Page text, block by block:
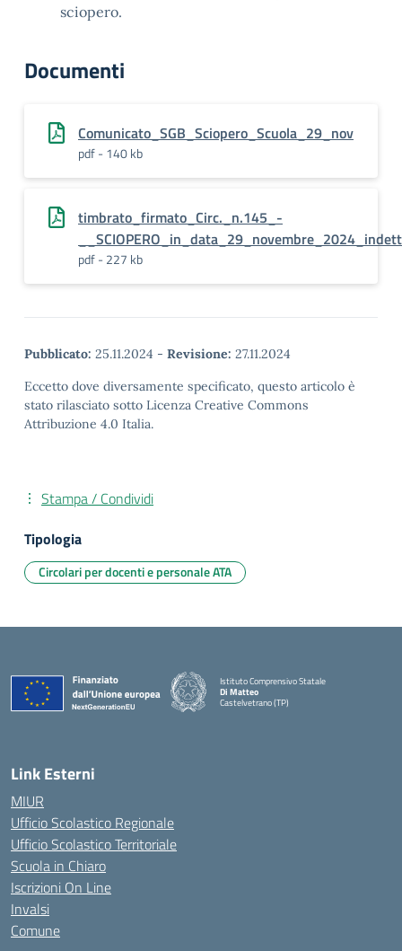
sciopero.
Documenti
Comunicato_SGB_Sciopero_Scuola_29_nov
pdf - 140 kb
timbrato_firmato_Circ._n.145_-
pdf - 227 kb
Pubblicato: 25.11.2024 - Revisione: 27.11.2024
Eccetto dove diversamente specificato, questo articolo è
stato rilasciato sotto Licenza Creative Commons
Attribuzione 4.0 Italia.
Stampa / Condividi
Tipologia
Circolari per docenti e personale ATA
Istituto Comprensivo Statale
Di Matteo
Castelvetrano (TP)
Link Esterni
MIUR
Ufficio Scolastico Regionale
Ufficio Scolastico Territoriale
Scuola in Chiaro
Iscrizioni On Line
Invalsi
Comune